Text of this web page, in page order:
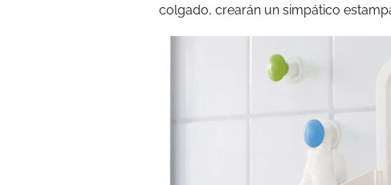
colgado, crearán un simpático